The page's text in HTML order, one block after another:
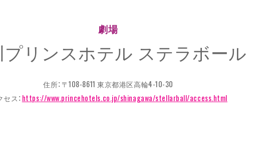
劇場
プリンスホテル ステラボール
住所：〒108-8611 東京都港区高輪4-10-30
ス：https://www.princehotels.co.jp/shinagawa/stellarball/access.html